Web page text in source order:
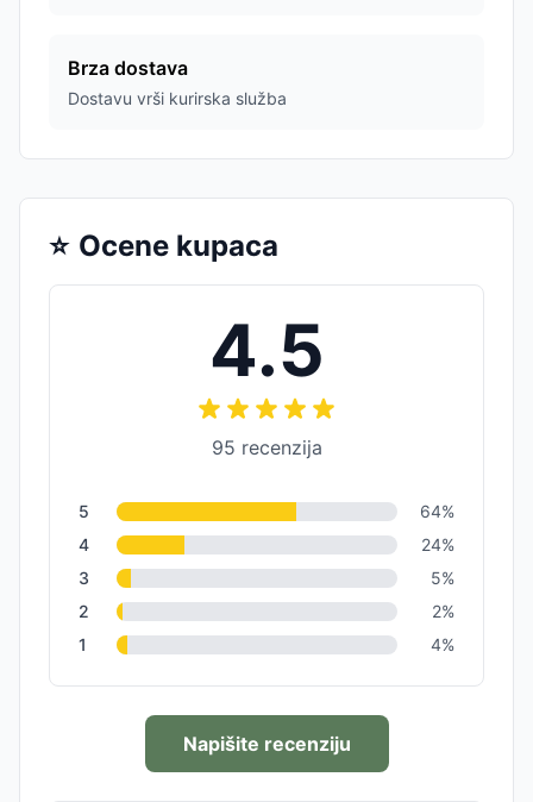
Brza dostava
Dostavu vrši kurirska služba
⭐ Ocene kupaca
4.5
95 recenzija
5 64%
4
24%
3
5%
2
2%
1
4%
Napišite recenziju